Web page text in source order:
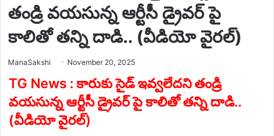
తండ్రి వయసున్న ఆర్టీసీ డ్రైవర్ పై
కాలితో తన్ని దాడి.. (వీడియో వైరల్)
ManaSakshi Send
email
November 20, 2025
TG News : కారుకు సైడ్ ఇవ్వలేదని తండ్రి
వయసున్న ఆర్టీసీ డ్రైవర్ పై కాలితో తన్ని దాడి..
(వీడియో వైరల్)